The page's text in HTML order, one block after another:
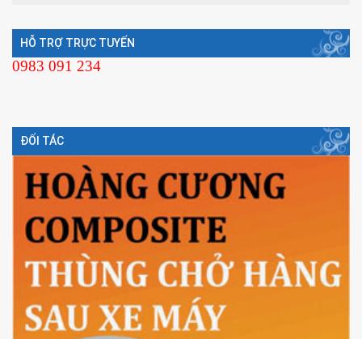
HỖ TRỢ TRỰC TUYẾN
0983 091 234
ĐỐI TÁC